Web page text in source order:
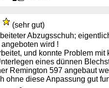
(sehr gut)
Abzugsschuh;
wird !
und konnte Problem mit
eines dünnen
Remington 597 angebaut
ohne diese Anpassung gut